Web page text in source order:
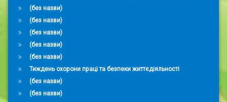
(без назви)
(без назви)
(без назви)
(без назви)
(без назви)
Тиждень охорони праці та безпеки життєдіяльності
(без назви)
(без назви)